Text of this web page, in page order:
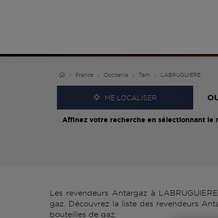
France Occitanie Tarn LABRUGUIERE
ME LOCALISER
Affinez votre recherche en sélectionnant le
Les revendeurs Antargaz à
gaz. Découvrez la liste des revendeurs
bouteilles de gaz.